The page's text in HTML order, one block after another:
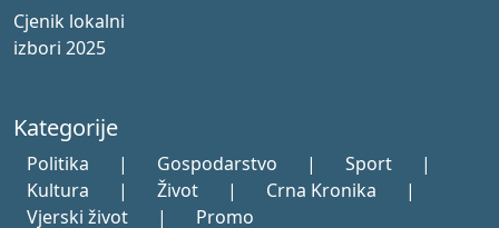
Cjenik lokalni
izbori 2025
Kategorije
Politika | Gospodarstvo | Sport
|
Kultura
| Život | Crna Kronika
|
Vjerski život
| Promo